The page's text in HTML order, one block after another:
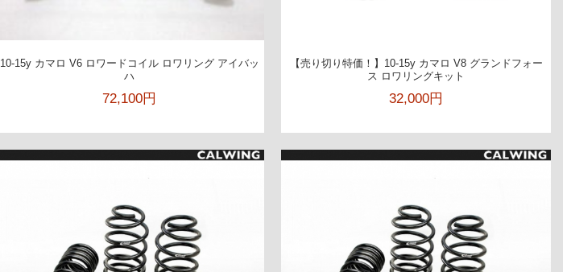
10-15y カマロ V6 ロワードコイル ロワリング アイバッ
ハ
72,100円
【売り切り特価！】10-15y カマロ V8 グランドフォー
ス ロワリングキット
32,000円